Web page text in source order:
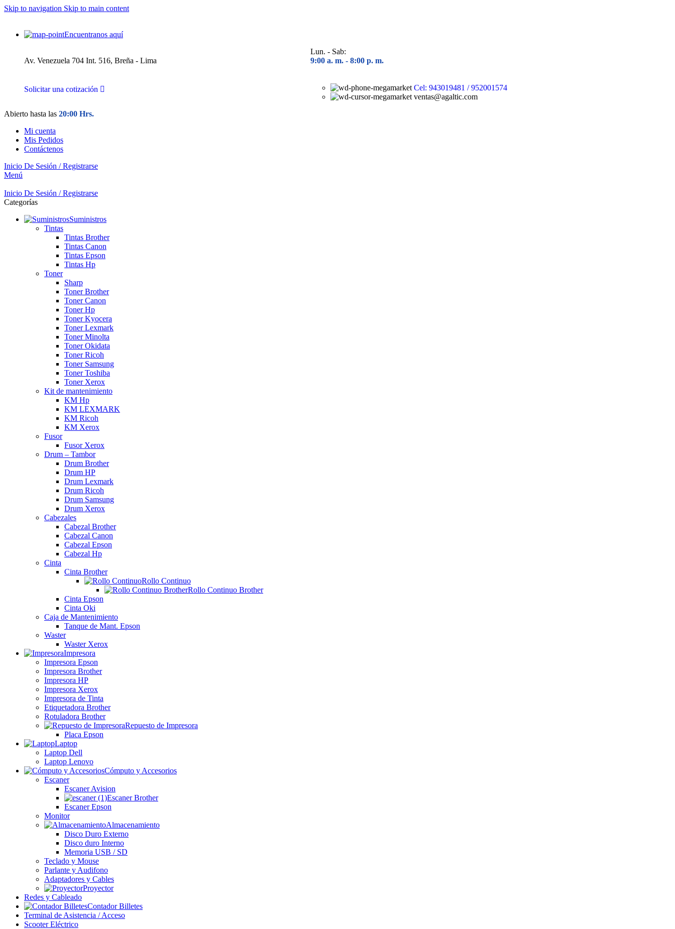
Skip to navigation Skip to main content
Encuentranos aquí
Av. Venezuela 704 Int. 516, Breña - Lima
Solicitar una cotización
Lun. - Sab:
9:00 a. m. - 8:00 p. m.
Cel: 943019481 / 952001574
ventas@agaltic.com
Abierto hasta las 20:00 Hrs.
Mi cuenta
Mis Pedidos
Contáctenos
Inicio De Sesión / Registrarse
Menú
Inicio De Sesión / Registrarse
Categorías
Suministros
Tintas
Tintas Brother
Tintas Canon
Tintas Epson
Tintas Hp
Toner
Sharp
Toner Brother
Toner Canon
Toner Hp
Toner Kyocera
Toner Lexmark
Toner Minolta
Toner Okidata
Toner Ricoh
Toner Samsung
Toner Toshiba
Toner Xerox
Kit de mantenimiento
KM Hp
KM LEXMARK
KM Ricoh
KM Xerox
Fusor
Fusor Xerox
Drum – Tambor
Drum Brother
Drum HP
Drum Lexmark
Drum Ricoh
Drum Samsung
Drum Xerox
Cabezales
Cabezal Brother
Cabezal Canon
Cabezal Epson
Cabezal Hp
Cinta
Cinta Brother
Rollo Continuo
Rollo Continuo Brother
Cinta Epson
Cinta Oki
Caja de Mantenimiento
Tanque de Mant. Epson
Waster
Waster Xerox
Impresora
Impresora Epson
Impresora Brother
Impresora HP
Impresora Xerox
Impresora de Tinta
Etiquetadora Brother
Rotuladora Brother
Repuesto de Impresora
Placa Epson
Laptop
Laptop Dell
Laptop Lenovo
Cómputo y Accesorios
Escaner
Escaner Avision
Escaner Brother
Escaner Epson
Monitor
Almacenamiento
Disco Duro Externo
Disco duro Interno
Memoria USB / SD
Teclado y Mouse
Parlante y Audifono
Adaptadores y Cables
Proyector
Redes y Cableado
Contador Billetes
Terminal de Asistencia / Acceso
Scooter Eléctrico